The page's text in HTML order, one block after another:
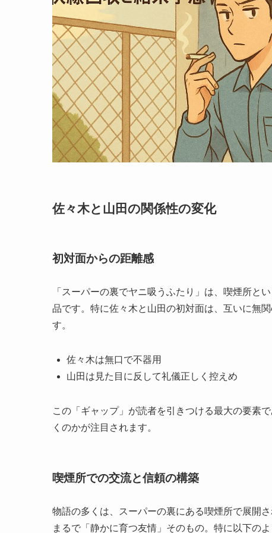
佐々木と山田の関係性の変化
初対面からの距離感
「スーパーの裏でヤニ吸うふたり」は、喫煙所と
品です。特に佐々木と山田の初対面は、互いに無
す。
佐々木は無口で不器用
山田は見た目に反して礼儀正しく控えめ
この「ギャップ」が読者を引きつける最大の要素
くのかが注目されます。
喫煙所での交流と信頼の構築
物語の多くは、スーパーの裏にある喫煙所で展開
まるで「静かに育つ友情」そのもの。特に以下のよ